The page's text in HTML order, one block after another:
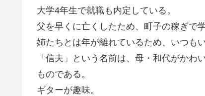
大学4年生で就職も内定している。
父を早くに亡くしたため、町子の稼ぎで
姉たちとは年が離れているため、いつも
「信夫」という名前は、母・和代がか
ものである。
ギターが趣味。